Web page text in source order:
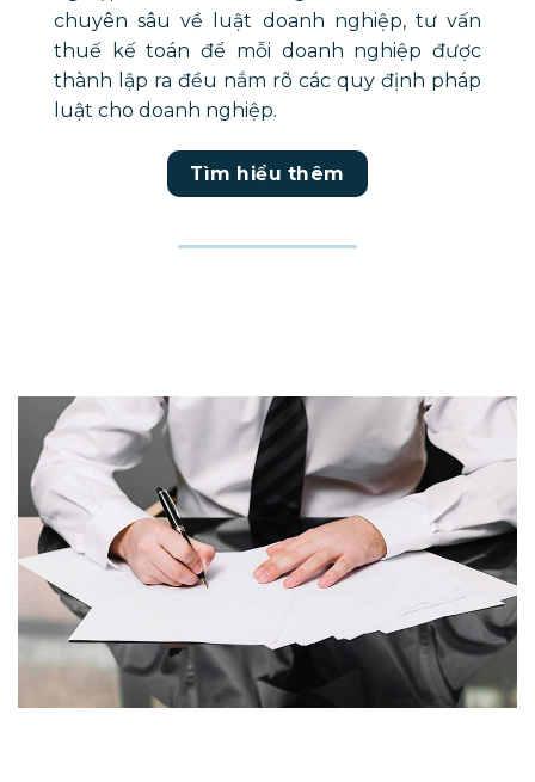
chuyên sâu về luật doanh nghiệp, tư vấn
thuế kế toán để mỗi doanh nghiệp được
thành lập ra đều nắm rõ các quy định pháp
luật cho doanh nghiệp.
Tìm hiểu thêm